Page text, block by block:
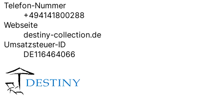
Telefon-Nummer
+494141800288
Webseite
destiny-collection.de
Umsatzsteuer-ID
DE116464066